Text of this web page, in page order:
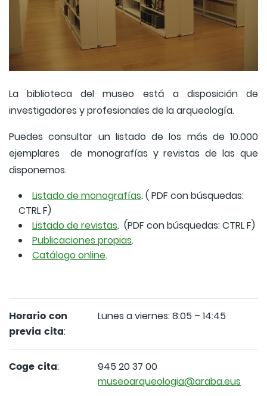
La biblioteca del museo está a disposición de
investigadores y profesionales de la arqueología.
Puedes consultar un listado de los más de 10.000
ejemplares de monografías y revistas de las que
disponemos.
Listado de monografías. ( PDF con búsquedas:
CTRL F)
Listado de revistas. (PDF con búsquedas: CTRL F)
Publicaciones propias.
Catálogo online.
Horario con
previa cita:
Lunes a viernes: 8:05 – 14:45
Coge cita:
945 20 37 00
museoarqueologia@araba.eus